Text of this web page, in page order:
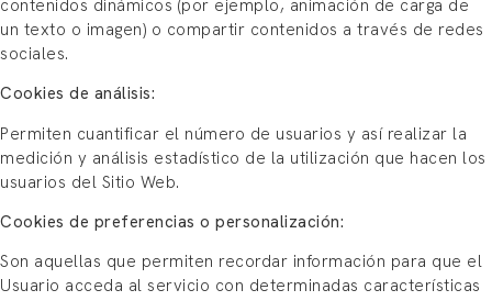
contenidos dinámicos (por ejemplo, animación de carga de
un texto o imagen) o compartir contenidos a través de redes
sociales.
Cookies de análisis:
Permiten cuantificar el número de usuarios y así realizar la
medición y análisis estadístico de la utilización que hacen los
usuarios del Sitio Web.
Cookies de preferencias o personalización:
Son aquellas que permiten recordar información para que el
Usuario acceda al servicio con determinadas características